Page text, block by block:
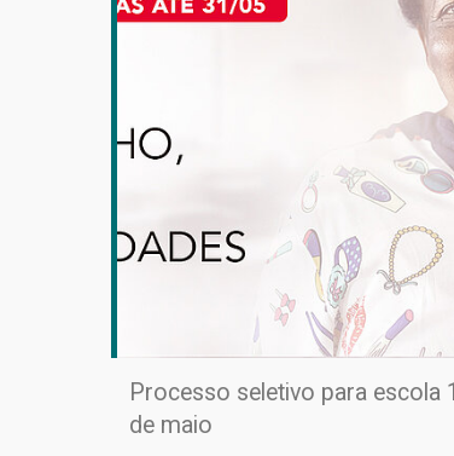
Processo seletivo para escola
de maio